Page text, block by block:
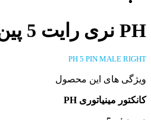
PH نری رایت 5 پین
PH 5 PIN MALE RIGHT
ویژگی های این محصول
کانکتور مینیاتوری PH